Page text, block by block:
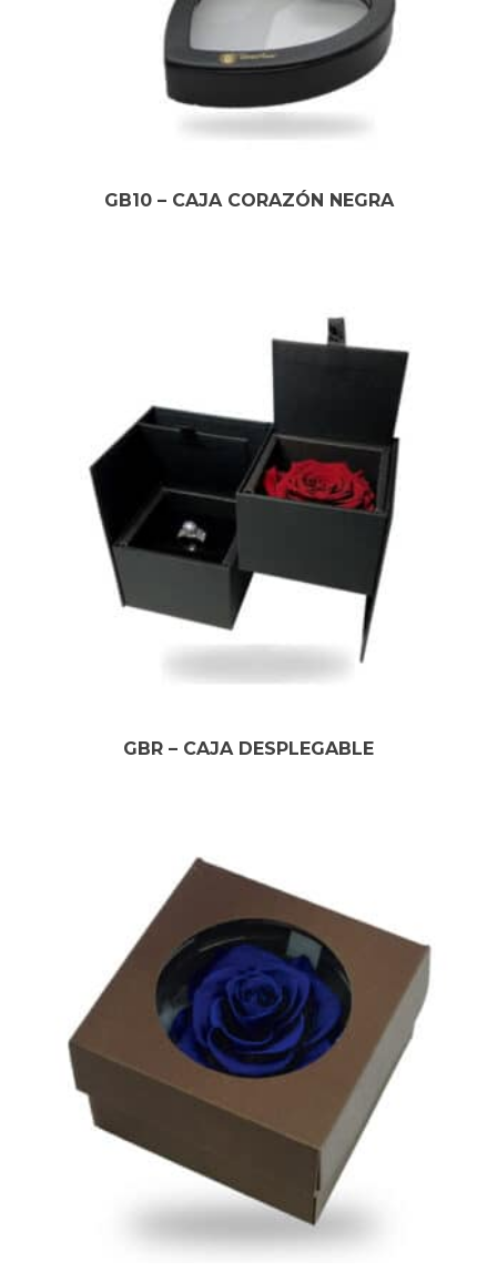
GB10 – CAJA CORAZÓN NEGRA
GBR – CAJA DESPLEGABLE